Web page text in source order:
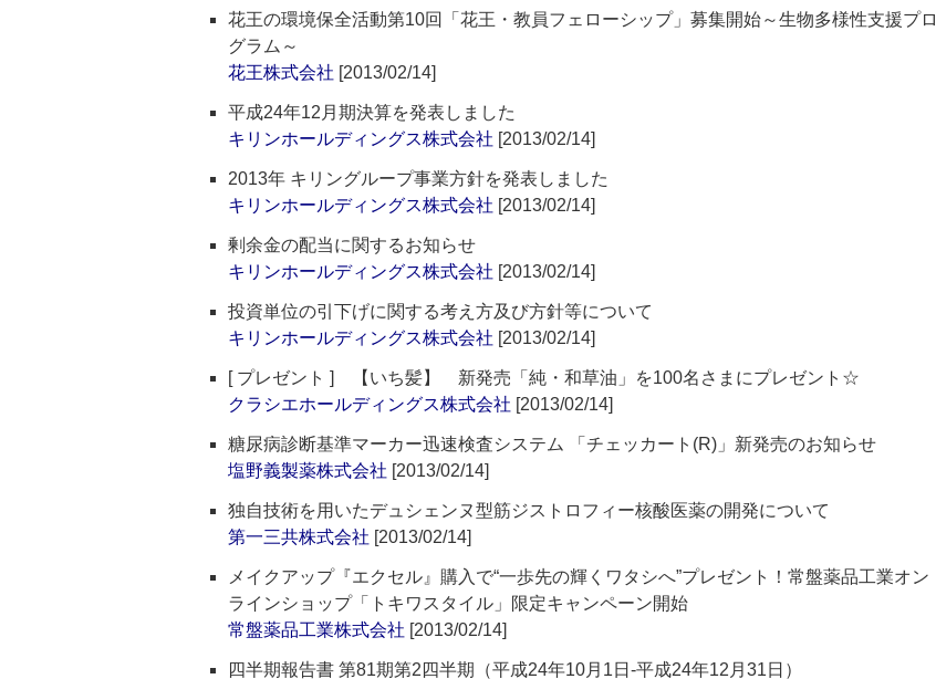
花王の環境保全活動第10回「花王・教員フェローシップ」募集開始～生物多様性支援プロ
グラム～
花王株式会社 [2013/02/14]
平成24年12月期決算を発表しました
キリンホールディングス株式会社 [2013/02/14]
2013年 キリングループ事業方針を発表しました
キリンホールディングス株式会社 [2013/02/14]
剰余金の配当に関するお知らせ
キリンホールディングス株式会社 [2013/02/14]
投資単位の引下げに関する考え方及び方針等について
キリンホールディングス株式会社 [2013/02/14]
[ プレゼント ] 【いち髪】 新発売「純・和草油」を100名さまにプレゼント☆
クラシエホールディングス株式会社 [2013/02/14]
糖尿病診断基準マーカー迅速検査システム 「チェッカート(R)」新発売のお知らせ
塩野義製薬株式会社 [2013/02/14]
独自技術を用いたデュシェンヌ型筋ジストロフィー核酸医薬の開発について
第一三共株式会社 [2013/02/14]
メイクアップ『エクセル』購入で“一歩先の輝くワタシへ”プレゼント！常盤薬品工業オン
ラインショップ「トキワスタイル」限定キャンペーン開始
常盤薬品工業株式会社 [2013/02/14]
四半期報告書 第81期第2四半期（平成24年10月1日-平成24年12月31日）